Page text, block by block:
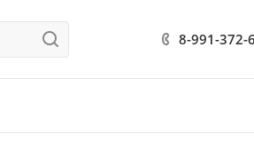
8-991-372-